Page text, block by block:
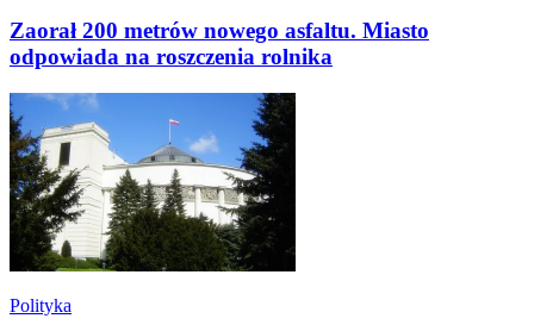
Zaorał 200 metrów nowego asfaltu. Miasto
odpowiada na roszczenia rolnika
Polityka